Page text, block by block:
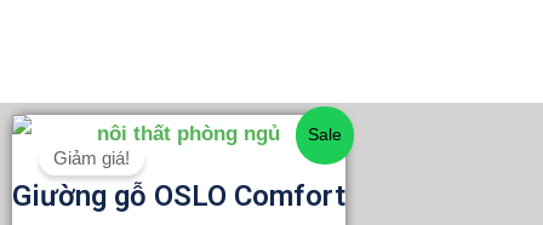
Sale
Giảm giá!
Giường gỗ OSLO Comfort
Giá
là:
Giá
hiện
tại